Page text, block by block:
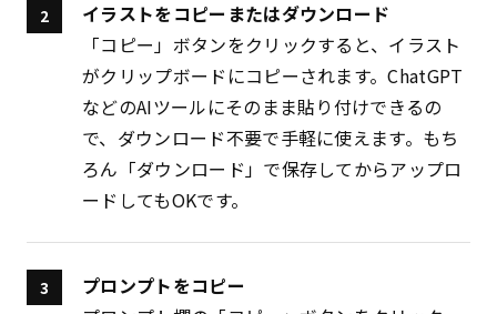
イラストをコピーまたはダウンロード
「コピー」ボタンをクリックすると、イラスト
がクリップボードにコピーされます。ChatGPT
などのAIツールにそのまま貼り付けできるの
で、ダウンロード不要で手軽に使えます。もち
ろん「ダウンロード」で保存してからアップロ
ードしてもOKです。
プロンプトをコピー